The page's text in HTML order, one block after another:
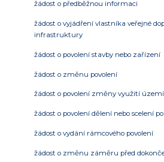
žádost o předběžnou informaci
žádost o vyjádření vlastníka veřejné
infrastruktury
žádost o povolení stavby nebo zařízení
žádost o změnu povolení
žádost o povolení změny využití území
žádost o povolení dělení nebo scelení
žádost o vydání rámcového povolení
žádost o změnu záměru před